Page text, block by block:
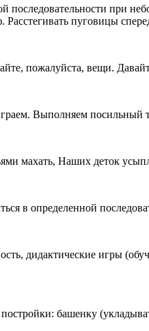
последовательности при
пуговицы
пожалуйста, вещи.
Выполняем посильный
махать, Наших деток
в определенной
дидактические игры
башенку